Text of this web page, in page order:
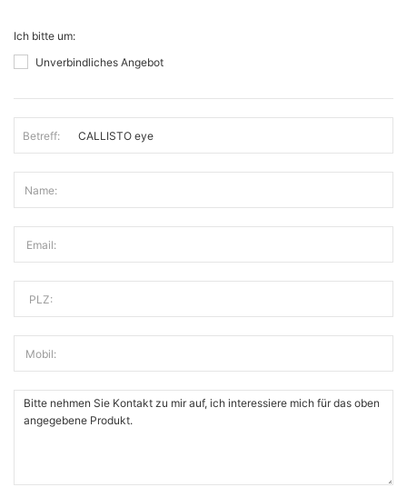
Ich bitte um:
Unverbindliches Angebot
Betreff:
Name:
Email:
PLZ:
Mobil: